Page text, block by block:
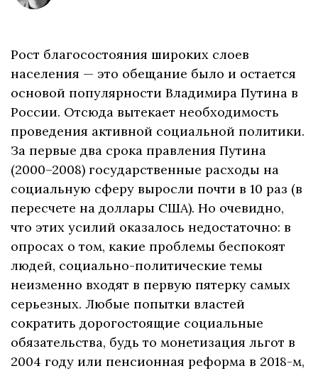
Рост благосостояния широких слоев
населения — это обещание было и остается
основой популярности Владимира Путина в
России. Отсюда вытекает необходимость
проведения активной социальной политики.
За первые два срока правления Путина
(2000–2008) государственные расходы на
социальную сферу выросли почти в 10 раз (в
пересчете на доллары США). Но очевидно,
что этих усилий оказалось недостаточно: в
опросах о том, какие проблемы беспокоят
людей, социально-политические темы
неизменно входят в первую пятерку самых
серьезных. Любые попытки властей
сократить дорогостоящие социальные
обязательства, будь то монетизация льгот в
2004 году или пенсионная реформа в 2018-м,